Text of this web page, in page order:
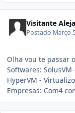
Visitante
Postado Março
Olha vou te passar
Softwares: SolusVM
HyperVM -
Empresas: Com4